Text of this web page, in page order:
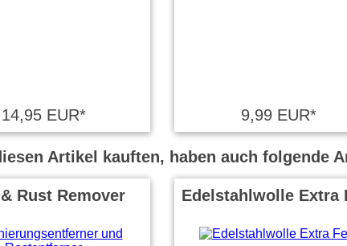
14,95 EUR* 9,99 EUR*
Artikel kauften, haben auch folgende
Rust Remover Edelstahlwolle Extra